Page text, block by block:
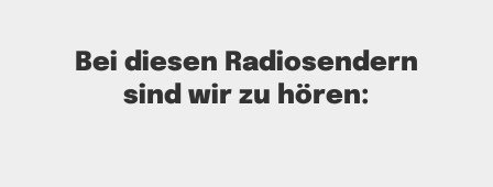
Bei diesen Radiosendern
sind wir zu hören: